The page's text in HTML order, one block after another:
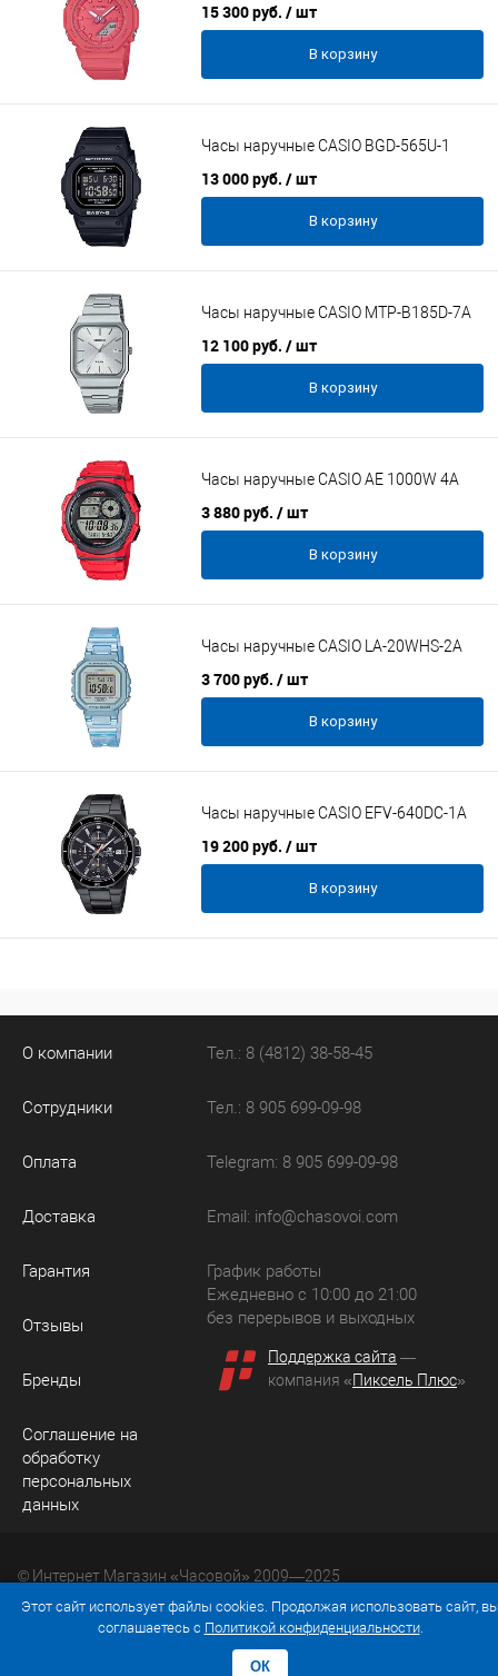
15 300 руб. / шт
В корзину
Часы наручные CASIO BGD-565U-1
13 000 руб. / шт
В корзину
Часы наручные CASIO MTP-B185D-7A
12 100 руб. / шт
В корзину
Часы наручные CASIO AE 1000W 4A
3 880 руб. / шт
В корзину
Часы наручные CASIO LA-20WHS-2A
3 700 руб. / шт
В корзину
Часы наручные CASIO EFV-640DC-1A
19 200 руб. / шт
В корзину
О компании
Сотрудники
Оплата
Доставка
Гарантия
Отзывы
Бренды
Соглашение на
обработку
персональных
данных
Тел.: 8 (4812) 38-58-45
Тел.: 8 905 699-09-98
Telegram: 8 905 699-09-98
Email: info@chasovoi.com
График работы
Ежедневно с 10:00 до 21:00
без перерывов и выходных
Поддержка сайта —
компания «Пиксель Плюс»
© Интернет Магазин «Часовой» 2009—2025
Юридический адрес: 214036 Россия, г. Смоленск, ул.
Рыленкова, д. 61а, кв. 24.
Этот сайт использует файлы cookies. Продолжая использовать сайт,
соглашаетесь с Политикой конфиденциальности.
ОК